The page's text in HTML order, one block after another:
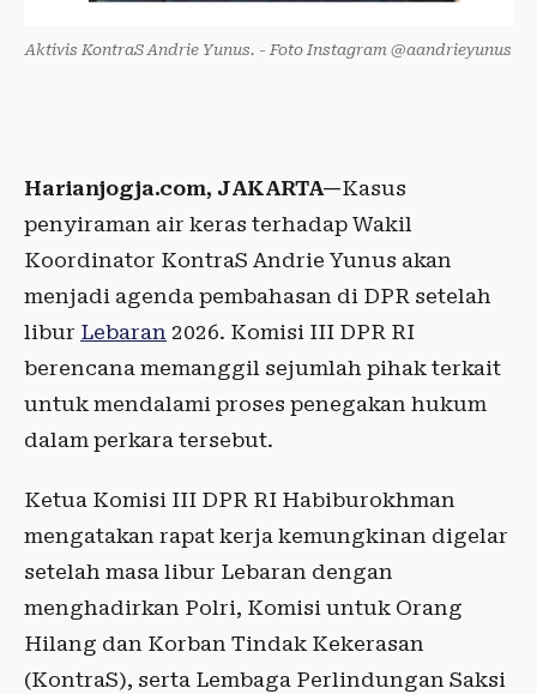
Aktivis KontraS Andrie Yunus. - Foto Instagram @aandrieyunus
Harianjogja.com, JAKARTA—Kasus
penyiraman air keras terhadap Wakil
Koordinator KontraS Andrie Yunus akan
menjadi agenda pembahasan di DPR setelah
libur Lebaran 2026. Komisi III DPR RI
berencana memanggil sejumlah pihak terkait
untuk mendalami proses penegakan hukum
dalam perkara tersebut.
Ketua Komisi III DPR RI Habiburokhman
mengatakan rapat kerja kemungkinan digelar
setelah masa libur Lebaran dengan
menghadirkan Polri, Komisi untuk Orang
Hilang dan Korban Tindak Kekerasan
(KontraS), serta Lembaga Perlindungan Saksi